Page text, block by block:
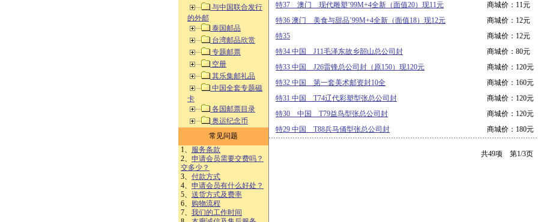
与中国联合发行
的外邮
泰国邮品
台湾邮品欣赏
专题邮票
空册
其乐集邮礼品
中国全套专题磁
卡
各国邮票目录
奥运纪念币
常见问题
1、 服务条款
2、 申请会员需要交费吗？
交多少？
3、 付款方式
4、 申请会员有什么好处？
5、 送货方式及费率
6、 购物流程
7、 我们的工作时间
特37 澳门 现代雕塑’99M+4全新（面值20）现11元
商城价：11元
特36 澳门 美食与甜品’99M+4全新（面值18）现12元
商城价：12元
特35
商城价：12元
特34 中国 J11毛泽东故乡韶山总公司封
商城价：80元
特33 中国 J26雷锋总公司封（原150）现120元
商城价：120元
特32 中国 第一套美术邮资封10全
商城价：160元
特31 中国 T74辽代彩塑型张总公司封
商城价：120元
特30 中国 T79益鸟型张总公司封
商城价：120元
特29 中国 T88兵马俑型张总公司封
商城价：180元
共49项 第1/3